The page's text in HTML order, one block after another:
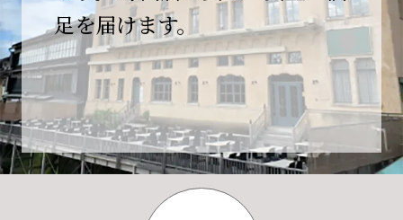
の為、
４月２６日(日)は臨時休業とさせていただきま
す。
これもひとえに皆様のご支援の賜物と、心より感謝申し上
げます。
ご不便をおかけしますが、何卒よろしくお願い
いたします。
翌日より通常営業いたします。
足を届けます。